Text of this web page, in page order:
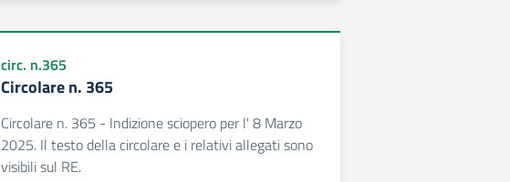
circ. n.365
Circolare n. 365
Circolare n. 365 - Indizione sciopero per l' 8 Marzo
2025. Il testo della circolare e i relativi allegati sono
visibili sul RE.